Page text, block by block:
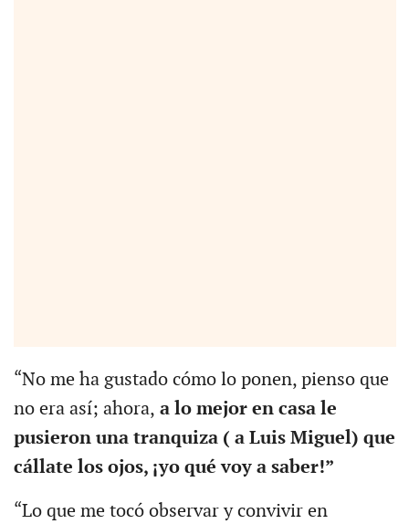
“No me ha gustado cómo lo ponen, pienso que
no era así; ahora, a lo mejor en casa le
pusieron una tranquiza ( a Luis Miguel) que
cállate los ojos, ¡yo qué voy a saber!”
“Lo que me tocó observar y convivir en